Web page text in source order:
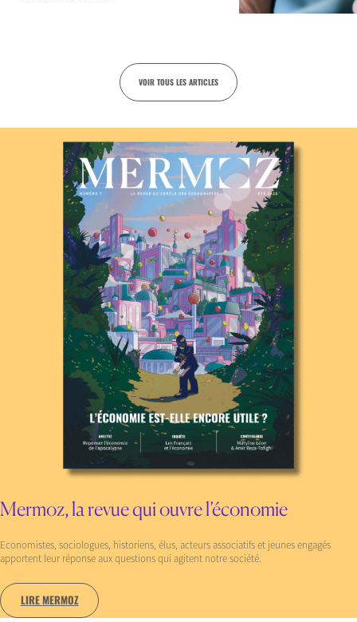
VOIR TOUS LES ARTICLES
Mermoz, la revue qui ouvre l’économie
Economistes, sociologues, historiens, élus, acteurs associatifs et jeunes engagés
apportent leur réponse aux questions qui agitent notre société.
LIRE MERMOZ